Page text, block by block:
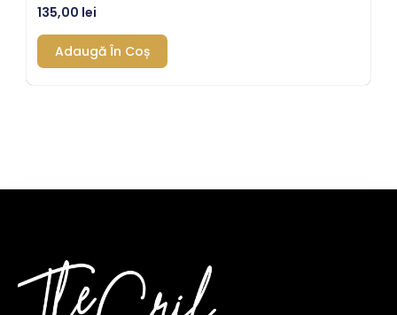
135,00 lei
Adaugă În Coș